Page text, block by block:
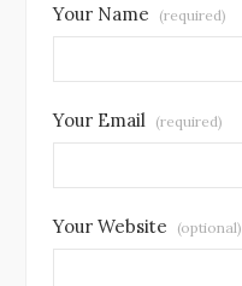
Your Name (required)
Your Email (required)
Your Website (optional)